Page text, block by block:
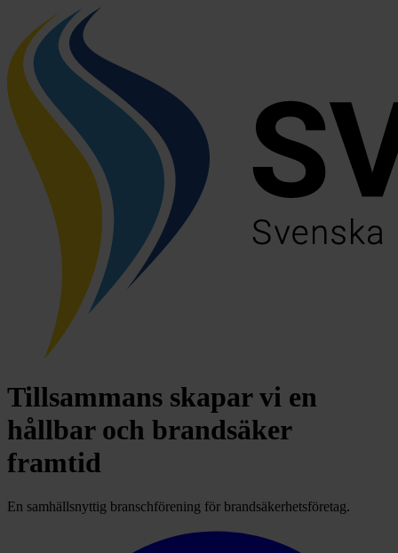
Tillsammans skapar vi en
hållbar och brandsäker
framtid
En samhällsnyttig branschförening för brandsäkerhetsföretag.